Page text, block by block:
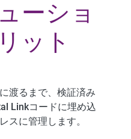
ーショ
ット
渡るまで、検証済み
Linkコードに埋め込
スに管理します。